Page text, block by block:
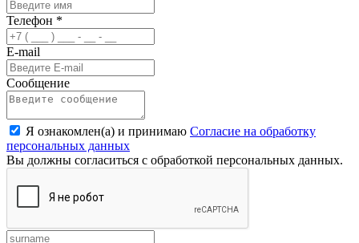
Телефон *
E-mail
Сообщение
Я ознакомлен(а) и принимаю Согласие на обработку
персональных данных
Вы должны согласиться с обработкой персональных данных.